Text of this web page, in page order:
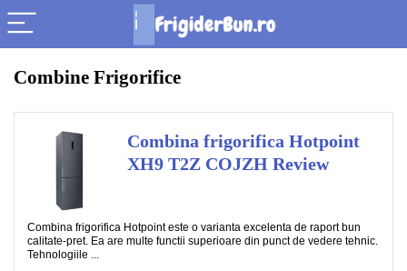
Combine Frigorifice
Combina frigorifica Hotpoint
XH9 T2Z COJZH Review
Combina frigorifica Hotpoint este o varianta excelenta de raport bun
calitate-pret. Ea are multe functii superioare din punct de vedere tehnic.
Tehnologiile ...